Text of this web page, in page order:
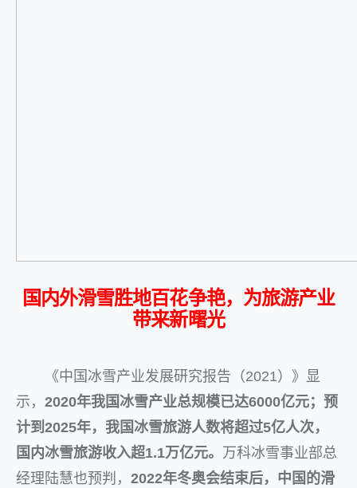
国内外滑雪胜地百花争艳，为旅游产业
带来新曙光
《中国冰雪产业发展研究报告（2021）》显
示， 2020年我国冰雪产业总规模已达6000亿元；预
计到2025年，我国冰雪旅游人数将超过5亿人次，
国内冰雪旅游收入超1.1万亿元。 万科冰雪事业部总
经理陆慧也预判， 2022年冬奥会结束后，中国的滑